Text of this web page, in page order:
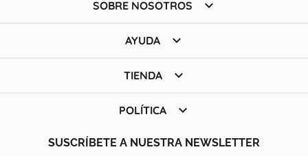
SOBRE NOSOTROS 
AYUDA 
TIENDA 
POLÍTICA 
SUSCRÍBETE A NUESTRA NEWSLETTER